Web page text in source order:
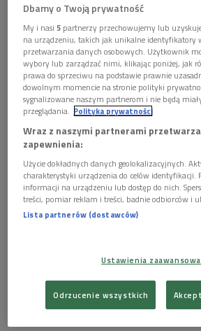
Melchior Wańkowicz, decyzją
jednym z literackich patronów
Ziemianin, żołnierz, prawnik,
wojenny, obieżyświat, a przede
niezrównany gawędziarz, jeden z
reportażu literackiego - jego
obdzielić kilka osób.
Na cześć Melchiora Wańkowicza
Polskie Radio od 2005 roku
Konkurs Reportażystów
Melchior Wańkowicz - reportażysta,
misję dziennikarską: opisując rzetelnie
wspólnocie.
Melchior Wańkowicz żył barwnie i
Dbamy o Twoją prywatność
My i nasi5 partnerzy przechowujemy lub
na urządzeniu, takich jak unikalne identyfikatory
przetwarzania danych osobowych. Użytkownik
wybory lub zarządzać nimi, klikając poniżej, jak
prawa do sprzeciwu na podstawie prawnie
dowolnym momencie na stronie polityki
sygnalizowane naszym partnerom i nie będą
przeglądania. Polityka prywatności
Wraz z naszymi partnerami
zapewnienia:
Użycie dokładnych danych geolokalizacyjnych.
charakterystyki urządzenia do celów identyfikacji.
informacji na urządzeniu lub dostęp do nich.
treści, pomiar reklam i treści, badnie odbiorców i
Lista partnerów (dostawców)
Ustawienia
Odrzucenie wszystkich